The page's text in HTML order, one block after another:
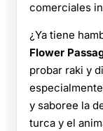
comerciales
¿Ya tiene
Flower
probar raki y
y saboree la
turca y el